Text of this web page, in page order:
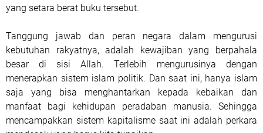
yang setara berat buku tersebut.
Tanggung jawab dan peran negara dalam mengurusi
kebutuhan rakyatnya, adalah kewajiban yang berpahala
besar di sisi Allah. Terlebih mengurusinya dengan
menerapkan sistem islam politik. Dan saat ini, hanya islam
saja yang bisa menghantarkan kepada kebaikan dan
manfaat bagi kehidupan peradaban manusia. Sehingga
mencampakkan sistem kapitalisme saat ini adalah perkara